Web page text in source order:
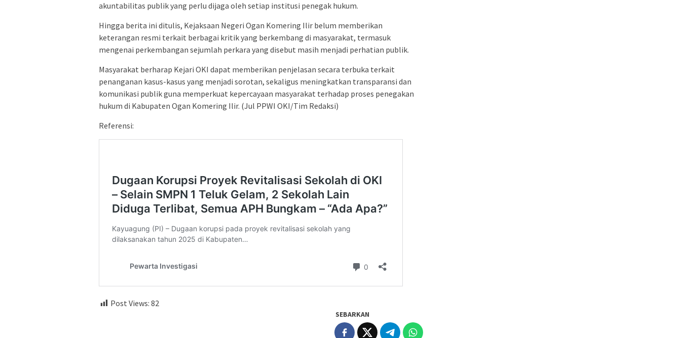
akuntabilitas publik yang perlu dijaga oleh setiap institusi penegak hukum.
Hingga berita ini ditulis, Kejaksaan Negeri Ogan Komering Ilir belum memberikan
keterangan resmi terkait berbagai kritik yang berkembang di masyarakat, termasuk
mengenai perkembangan sejumlah perkara yang disebut masih menjadi perhatian publik.
Masyarakat berharap Kejari OKI dapat memberikan penjelasan secara terbuka terkait
penanganan kasus-kasus yang menjadi sorotan, sekaligus meningkatkan transparansi dan
komunikasi publik guna memperkuat kepercayaan masyarakat terhadap proses penegakan
hukum di Kabupaten Ogan Komering Ilir. (Jul PPWI OKI/Tim Redaksi)
Referensi:
Post Views: 82
SEBARKAN